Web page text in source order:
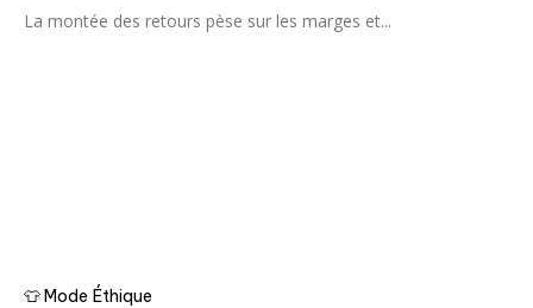
La montée des retours pèse sur les marges et...
👕 Mode Éthique